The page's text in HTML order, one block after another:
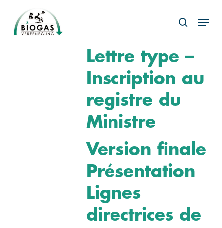
main
search
Lettre type –
Inscription au
registre du
Ministre
Version finale
Présentation
Lignes
directrices de